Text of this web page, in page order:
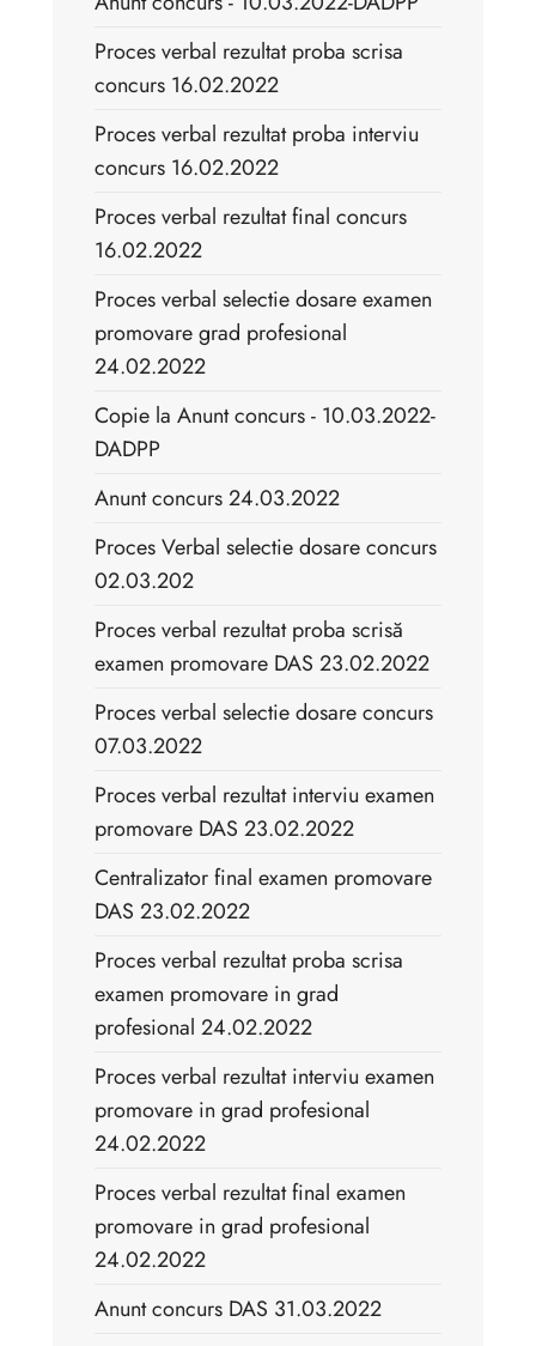
Proces verbal rezultat proba scrisa
concurs 16.02.2022
Proces verbal rezultat proba interviu
concurs 16.02.2022
Proces verbal rezultat final concurs
16.02.2022
Proces verbal selectie dosare examen
promovare grad profesional
24.02.2022
Copie la Anunt concurs - 10.03.2022-
DADPP
Anunt concurs 24.03.2022
Proces Verbal selectie dosare concurs
02.03.202
Proces verbal rezultat proba scrisă
examen promovare DAS 23.02.2022
Proces verbal selectie dosare concurs
07.03.2022
Proces verbal rezultat interviu examen
promovare DAS 23.02.2022
Centralizator final examen promovare
DAS 23.02.2022
Proces verbal rezultat proba scrisa
examen promovare in grad
profesional 24.02.2022
Proces verbal rezultat interviu examen
promovare in grad profesional
24.02.2022
Proces verbal rezultat final examen
promovare in grad profesional
24.02.2022
Anunt concurs DAS 31.03.2022